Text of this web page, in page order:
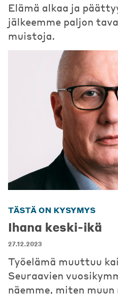
Elämä alkaa ja
jälkeemme paljon
muistoja.
TÄSTÄ ON KYSYMYS
Ihana keski-ikä
27.12.2023
Työelämä muuttuu
Seuraavien
näemme, miten